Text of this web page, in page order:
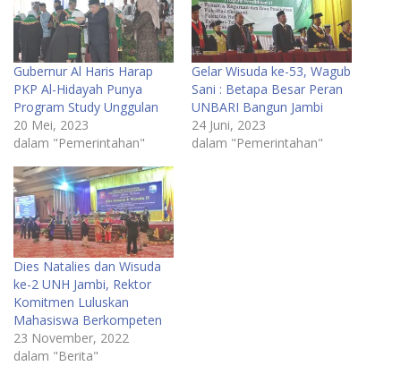
Gubernur Al Haris Harap
PKP Al-Hidayah Punya
Program Study Unggulan
20 Mei, 2023
dalam "Pemerintahan"
Gelar Wisuda ke-53, Wagub
Sani : Betapa Besar Peran
UNBARI Bangun Jambi
24 Juni, 2023
dalam "Pemerintahan"
Dies Natalies dan Wisuda
ke-2 UNH Jambi, Rektor
Komitmen Luluskan
Mahasiswa Berkompeten
23 November, 2022
dalam "Berita"